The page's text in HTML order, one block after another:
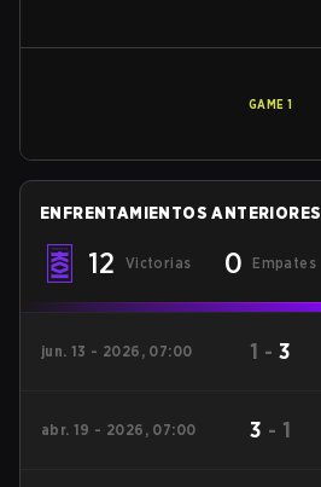
GAME 1
ENFRENTAMIENTOS ANTERIORES
12 Victorias 0 Empates
jun. 13 - 2026, 07:00 1 - 3
abr. 19 - 2026, 07:00 3 - 1